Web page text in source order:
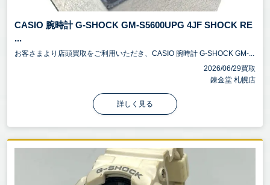
CASIO 腕時計 G-SHOCK GM-S5600UPG 4JF SHOCK RE
...
お客さまより店頭買取をご利用いただき、CASIO 腕時計 G-SHOCK GM-...
2026/06/29買取
錬金堂 札幌店
詳しく見る